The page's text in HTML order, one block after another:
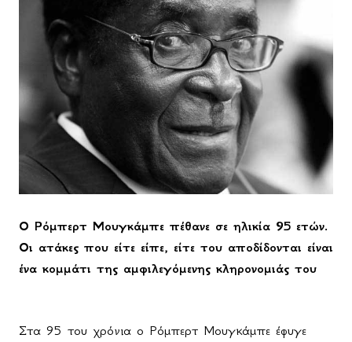
Ο Ρόμπερτ Μουγκάμπε πέθανε σε ηλικία 95 ετών.
Οι ατάκες που είτε είπε, είτε του αποδίδονται είναι
ένα κομμάτι της αμφιλεγόμενης κληρονομιάς του
Στα 95 του χρόνια ο Ρόμπερτ Μουγκάμπε έφυγε